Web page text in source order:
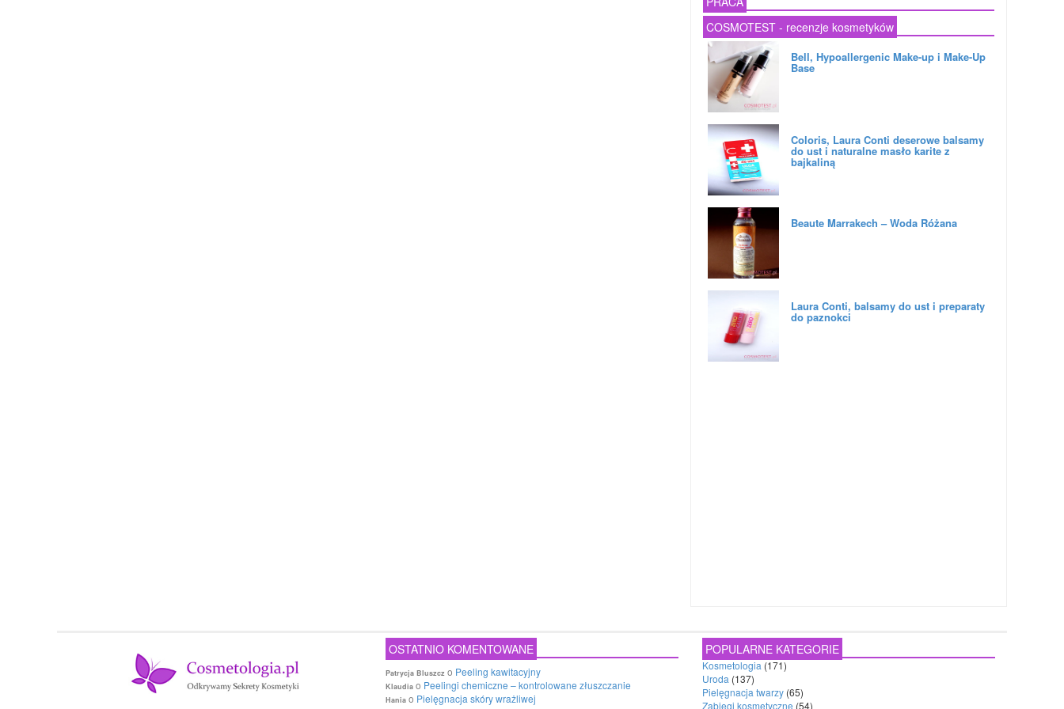
COSMOTEST - recenzje kosmetyków
Bell, Hypoallergenic Make-up i Make-Up
Base
Coloris, Laura Conti deserowe balsamy
do ust i naturalne masło karite z
bajkaliną
Beaute Marrakech – Woda Różana
Laura Conti, balsamy do ust i preparaty
do paznokci
OSTATNIO KOMENTOWANE
Patrycja Bluszcz o Peeling kawitacyjny
Klaudia o Peelingi chemiczne – kontrolowane złuszczanie
Hania o Pielęgnacja skóry wrażliwej
POPULARNE KATEGORIE
Kosmetologia (171)
Uroda (137)
Pielęgnacja twarzy (65)
Zabiegi kosmetyczne (54)